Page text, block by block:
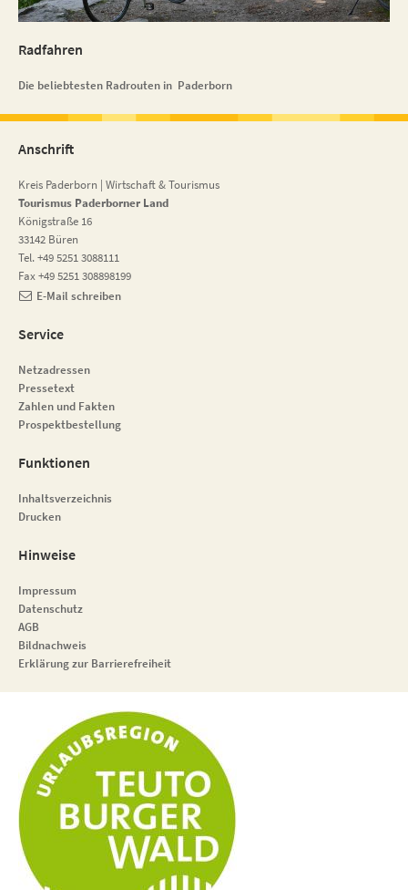
Radfahren
Die beliebtesten Radrouten in Paderborn
Anschrift
Kreis Paderborn | Wirtschaft & Tourismus
Tourismus Paderborner Land
Königstraße 16
33142 Büren
Tel. +49 5251 3088111
Fax +49 5251 308898199
E-Mail schreiben
Service
Netzadressen
Pressetext
Zahlen und Fakten
Prospektbestellung
Funktionen
Inhaltsverzeichnis
Drucken
Hinweise
Impressum
Datenschutz
AGB
Bildnachweis
Erklärung zur Barrierefreiheit